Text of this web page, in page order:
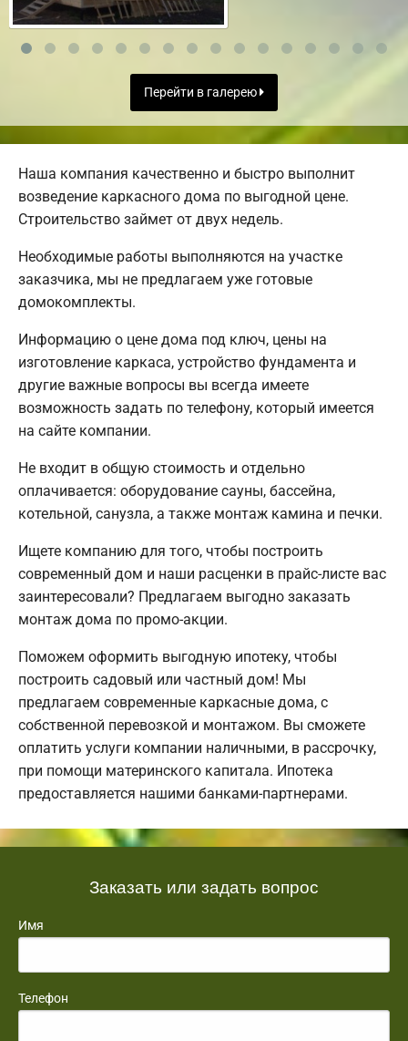
Перейти в галерею
Наша компания качественно и быстро выполнит
возведение каркасного дома по выгодной цене.
Строительство займет от двух недель.
Необходимые работы выполняются на участке
заказчика, мы не предлагаем уже готовые
домокомплекты.
Информацию о цене дома под ключ, цены на
изготовление каркаса, устройство фундамента и
другие важные вопросы вы всегда имеете
возможность задать по телефону, который имеется
на сайте компании.
Не входит в общую стоимость и отдельно
оплачивается: оборудование сауны, бассейна,
котельной, санузла, а также монтаж камина и печки.
Ищете компанию для того, чтобы построить
современный дом и наши расценки в прайс-листе вас
заинтересовали? Предлагаем выгодно заказать
монтаж дома по промо-акции.
Поможем оформить выгодную ипотеку, чтобы
построить садовый или частный дом! Мы
предлагаем современные каркасные дома, с
собственной перевозкой и монтажом. Вы сможете
оплатить услуги компании наличными, в рассрочку,
при помощи материнского капитала. Ипотека
предоставляется нашими банками-партнерами.
Заказать или задать вопрос
Имя
Телефон